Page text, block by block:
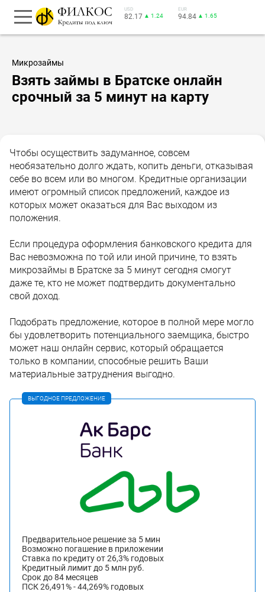
USD
82.17 ▲ 1.24
EUR
94.84 ▲ 1.65
Микрозаймы
Взять займы в Братске онлайн
срочный за 5 минут на карту
Чтобы осуществить задуманное, совсем
необязательно долго ждать, копить деньги, отказывая
себе во всем или во многом. Кредитные организации
имеют огромный список предложений, каждое из
которых может оказаться для Вас выходом из
положения.
Если процедура оформления банковского кредита для
Вас невозможна по той или иной причине, то взять
микрозаймы в Братске за 5 минут сегодня смогут
даже те, кто не может подтвердить документально
свой доход.
Подобрать предложение, которое в полной мере могло
бы удовлетворить потенциального заемщика, быстро
может наш онлайн сервис, который обращается
только в компании, способные решить Ваши
материальные затруднения выгодно.
ВЫГОДНОЕ ПРЕДЛОЖЕНИЕ
Предварительное решение за 5 мин
Возможно погашение в приложении
Ставка по кредиту от 26,3% годовых
Кредитный лимит до 5 млн руб.
Срок до 84 месяцев
ПСК 26,491% - 44,269% годовых